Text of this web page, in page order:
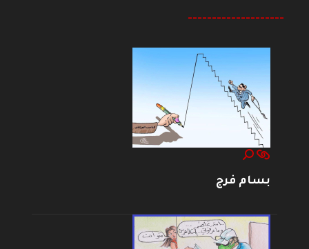
--------------------
بسام فرج